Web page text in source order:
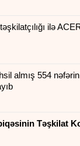
ilə
almış 554 nəfərin
Təşkilat